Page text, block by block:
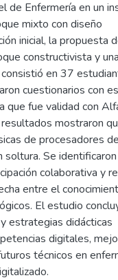
de Enfermería en un
mixto con diseño
inicial, la propuesta
constructivista y
en 37
cuestionarios con
que fue validad con
mostraron
de procesadores
Se
colaborativa y
entre el
El estudio
estrategias didácticas
digitales,
técnicos en